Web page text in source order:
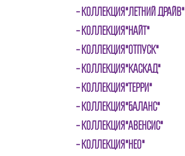
КОЛЛЕКЦИЯ"ЛЕТНИЙ ДРАЙВ"
КОЛЛЕКЦИЯ"НАЙТ"
КОЛЛЕКЦИЯ"ОТПУСК"
КОЛЛЕКЦИЯ"КАСКАД"
КОЛЛЕКЦИЯ"ТЕРРИ"
КОЛЛЕКЦИЯ"БАЛАНС"
КОЛЛЕКЦИЯ"АВЕНСИС"
КОЛЛЕКЦИЯ"НЕО"